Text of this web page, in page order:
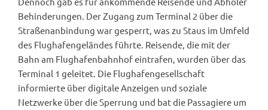
Behinderungen. Der Zugang zum Terminal 2 über die
Straßenanbindung war gesperrt, was zu Staus im Umfeld
des Flughafengeländes führte. Reisende, die mit der
Bahn am Flughafenbahnhof eintrafen, wurden über das
Terminal 1 geleitet. Die Flughafengesellschaft
informierte über digitale Anzeigen und soziale
Netzwerke über die Sperrung und bat die Passagiere um